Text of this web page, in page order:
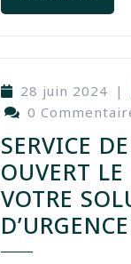
28 juin 2024 |
0
SERVICE
OUVERT
VOTRE
D’URGENCE